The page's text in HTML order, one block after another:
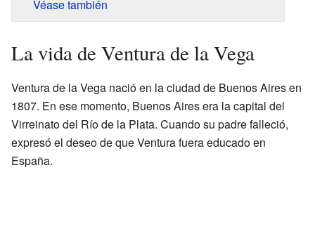
Véase también
La vida de Ventura de la Vega
Ventura de la Vega nació en la ciudad de Buenos Aires en
1807. En ese momento, Buenos Aires era la capital del
Virreinato del Río de la Plata. Cuando su padre falleció,
expresó el deseo de que Ventura fuera educado en
España.